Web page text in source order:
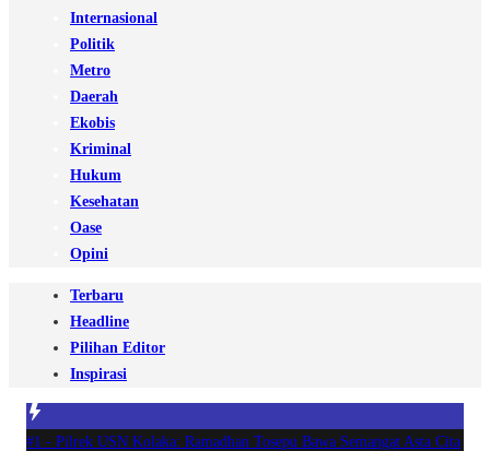
Internasional
Politik
Metro
Daerah
Ekobis
Kriminal
Hukum
Kesehatan
Oase
Opini
Terbaru
Headline
Pilihan Editor
Inspirasi
#1 - Pilrek USN Kolaka: Ramadhan Tosepu Bawa Semangat Asta Cita